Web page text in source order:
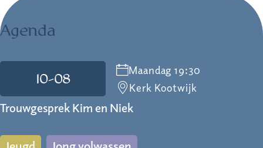
Agenda
10-08
Maandag 19:30
Kerk Kootwijk
Trouwgesprek Kim en Niek